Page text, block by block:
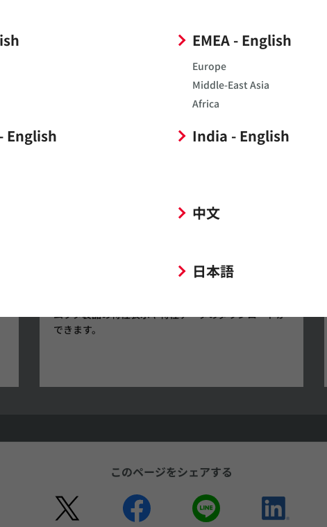
EMEA - English
Europe
Middle-East Asia
Africa
English India - English
中文
日本語
電素子結合デバイス
Element Coupling
ンテナ効率を改善することで、ア
アンテナ間干渉改善デバ
（Radisol）
近傍アンテナ間の干渉を抑え、
性を改善するデバイスです。
路を実装する従来の干渉対策と
することなく、かつマッチング
ムラタ製品の特性表示や特性データのダウンロードが
できます。
このページをシェアする